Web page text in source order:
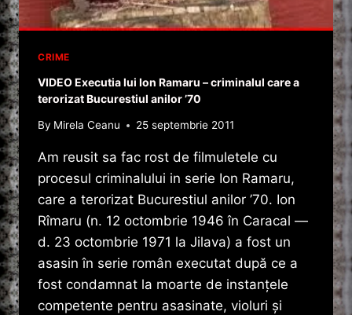
CRIME
VIDEO Executia lui Ion Ramaru – criminalul care a
terorizat Bucurestiul anilor ’70
By Mirela Ceanu 25 septembrie 2011
Am reusit sa fac rost de filmuletele cu
procesul criminalului in serie Ion Ramaru,
care a terorizat Bucurestiul anilor ’70. Ion
Rîmaru (n. 12 octombrie 1946 în Caracal —
d. 23 octombrie 1971 la Jilava) a fost un
asasin în serie român executat după ce a
fost condamnat la moarte de instanțele
competente pentru asasinate, violuri și